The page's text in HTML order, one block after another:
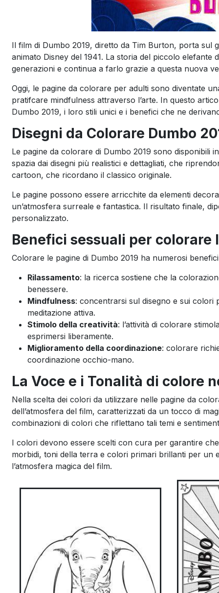
Il film di Dumbo 2019, diretto da Tim Burton, porta sul
animato Disney del 1941. La storia del piccolo
generazioni e continua a farlo grazie a questa nuova
Oggi, le pagine da colorare per adulti sono diventate
pratifcare mindfulness attraverso l’arte. In questo
Dumbo 2019, i loro stili unici e i benefici che ne
Disegni da Colorare Dumbo
Le pagine da colorare di Dumbo 2019 sono disponibili
spazia dai disegni più realistici e dettagliati, che
cartoon, che ricordano il classico originale.
Le pagine possono essere arricchite da elementi
un’atmosfera surreale e fantastica. Il risultato finale,
personalizzato.
Benefici sessuali per colorare
Colorare le pagine di Dumbo 2019 ha numerosi
Rilassamento: la ricerca sostiene che la
benessere.
Mindfulness: concentrarsi sul disegno e sui colori
meditazione attiva.
Stimolo della creatività: l’attività di colorare
esprimersi liberamente.
Miglioramento della coordinazione: colorare
coordinazione occhio-mano.
La Voce e i Tonalità di colore
Nella scelta dei colori da utilizzare nelle pagine da
dell’atmosfera del film, caratterizzati da un tocco di
combinazioni di colori che riflettano tali temi e
I colori devono essere scelti con cura per garantire
morbidi, toni della terra e colori primari brillanti per un
l’atmosfera magica del film.